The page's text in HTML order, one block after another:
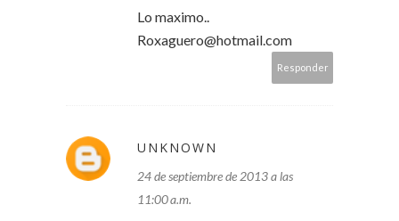
Lo maximo..
Roxaguero@hotmail.com
Responder
UNKNOWN
24 de septiembre de 2013 a las
11:00 a.m.